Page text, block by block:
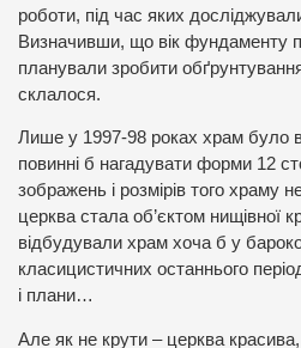
роботи, під час яких
Визначивши, що вік фундаменту
планували зробити
склалося.
Лише у 1997-98 роках храм було
повинні б нагадувати форми 12
зображень і розмірів того храму
церква стала об’єктом нищівної
відбудували храм хоча б у
класицистичних останнього
і плани…
Але як не крути – церква